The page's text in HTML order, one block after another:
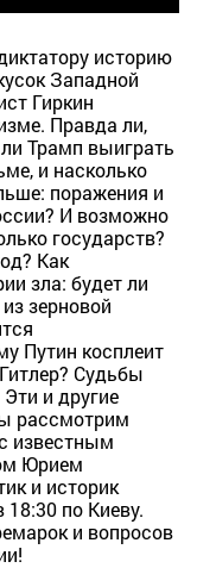
историю
Западной
Гиркин
Правда ли,
Трамп выиграть
и насколько
поражения и
И возможно
государств?
Как
зла: будет ли
зерновой
Путин косплеит
Судьбы
и другие
рассмотрим
известным
Юрием
и историк
по Киеву.
и вопросов